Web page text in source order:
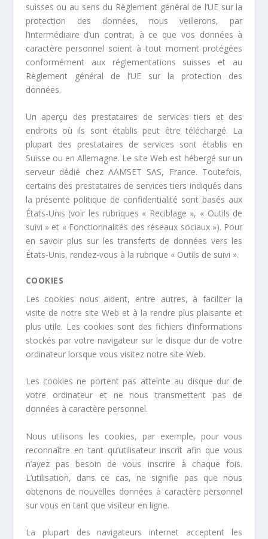
suisses ou au sens du Règlement général de l’UE sur la
protection des données, nous veillerons, par
l’intermédiaire d’un contrat, à ce que vos données à
caractère personnel soient à tout moment protégées
conformément aux réglementations suisses et au
Règlement général de l’UE sur la protection des
données.
Un aperçu des prestataires de services tiers et des
endroits où ils sont établis peut être téléchargé. La
plupart des prestataires de services sont établis en
Suisse ou en Allemagne. Le site Web est hébergé sur un
serveur dédié chez AAMSET SAS, France. Toutefois,
certains des prestataires de services tiers indiqués dans
la présente politique de confidentialité sont basés aux
États-Unis (voir les rubriques « Reciblage », « Outils de
suivi » et « Fonctionnalités des réseaux sociaux »). Pour
en savoir plus sur les transferts de données vers les
États-Unis, rendez-vous à la rubrique « Outils de suivi ».
COOKIES
Les cookies nous aident, entre autres, à faciliter la
visite de notre site Web et à la rendre plus plaisante et
plus utile. Les cookies sont des fichiers d’informations
stockés par votre navigateur sur le disque dur de votre
ordinateur lorsque vous visitez notre site Web.
Les cookies ne portent pas atteinte au disque dur de
votre ordinateur et ne nous transmettent pas de
données à caractère personnel.
Nous utilisons les cookies, par exemple, pour vous
reconnaître en tant qu’utilisateur inscrit afin que vous
n’ayez pas besoin de vous inscrire à chaque fois.
L’utilisation, dans ce cas, ne signifie pas que nous
obtenons de nouvelles données à caractère personnel
sur vous en tant que visiteur en ligne.
La plupart des navigateurs internet acceptent les